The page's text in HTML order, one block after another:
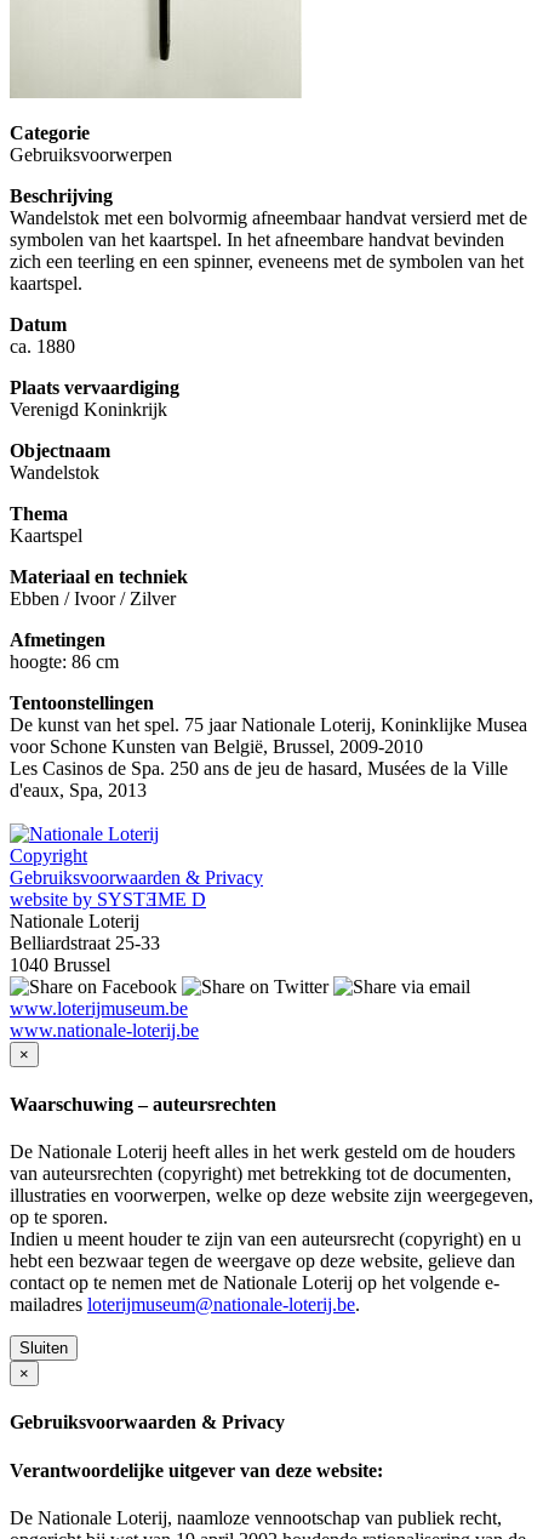
Categorie
Gebruiksvoorwerpen
Beschrijving
Wandelstok met een bolvormig afneembaar handvat versierd met de
symbolen van het kaartspel. In het afneembare handvat bevinden
zich een teerling en een spinner, eveneens met de symbolen van het
kaartspel.
Datum
ca. 1880
Plaats vervaardiging
Verenigd Koninkrijk
Objectnaam
Wandelstok
Thema
Kaartspel
Materiaal en techniek
Ebben / Ivoor / Zilver
Afmetingen
hoogte: 86 cm
Tentoonstellingen
De kunst van het spel. 75 jaar Nationale Loterij, Koninklijke Musea
voor Schone Kunsten van België, Brussel, 2009-2010
Les Casinos de Spa. 250 ans de jeu de hasard, Musées de la Ville
d'eaux, Spa, 2013
Copyright
Gebruiksvoorwaarden & Privacy
website by SYSTƎME D
Nationale Loterij
Belliardstraat 25-33
1040 Brussel
www.loterijmuseum.be
www.nationale-loterij.be
×
Waarschuwing – auteursrechten
De Nationale Loterij heeft alles in het werk gesteld om de houders
van auteursrechten (copyright) met betrekking tot de documenten,
illustraties en voorwerpen, welke op deze website zijn weergegeven,
op te sporen.
Indien u meent houder te zijn van een auteursrecht (copyright) en u
hebt een bezwaar tegen de weergave op deze website, gelieve dan
contact op te nemen met de Nationale Loterij op het volgende e-
mailadres loterijmuseum@nationale-loterij.be.
Sluiten
×
Gebruiksvoorwaarden & Privacy
Verantwoordelijke uitgever van deze website:
De Nationale Loterij, naamloze vennootschap van publiek recht,